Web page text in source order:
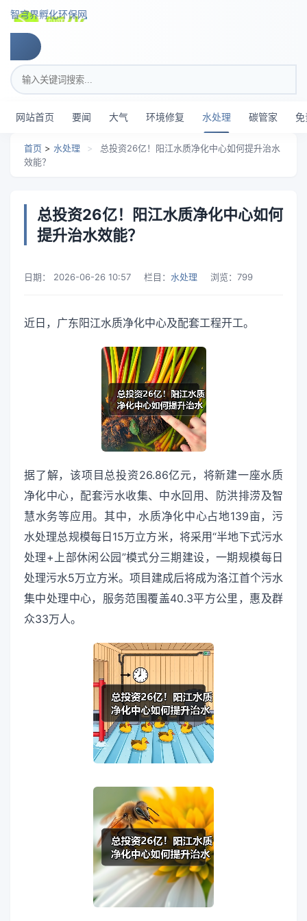
智穹界孵化环保网
搜索关键词
网站首页 要闻 大气 环境修复 水处理 碳管家 免
首页 > 水处理 >
总投资26亿！阳江水质净化中心如何提升治水
效能？
总投资26亿！阳江水质净化中心如何
提升治水效能？
日期： 2026-06-26 10:57 栏目： 水处理 浏览： 799
近日，广东阳江水质净化中心及配套工程开工。
据了解，该项目总投资26.86亿元，将新建一座水质
净化中心，配套污水收集、中水回用、防洪排涝及智
慧水务等应用。其中，水质净化中心占地139亩，污
水处理总规模每日15万立方米，将采用“半地下式污水
处理+上部休闲公园”模式分三期建设，一期规模每日
处理污水5万立方米。项目建成后将成为洛江首个污水
集中处理中心，服务范围覆盖40.3平方公里，惠及群
众33万人。